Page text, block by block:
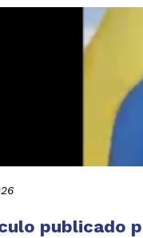
publicado